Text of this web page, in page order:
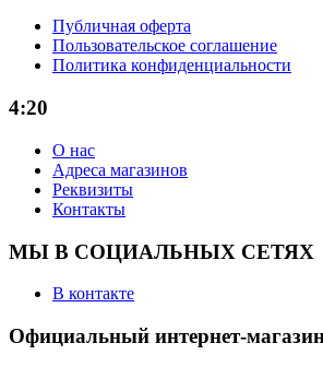
Публичная оферта
Пользовательское соглашение
Политика конфиденциальности
4:20
О нас
Адреса магазинов
Реквизиты
Контакты
МЫ В СОЦИАЛЬНЫХ СЕТЯХ
В контакте
Официальный интернет-